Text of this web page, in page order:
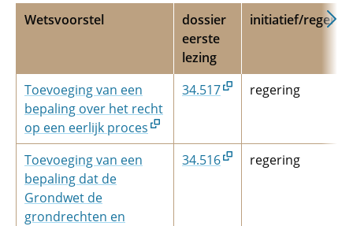
Wetsvoorstel
dossier
eerste
lezing
initiatief/regering
Toevoeging van een
bepaling over het recht
op een eerlijk proces
34.517 regering
Toevoeging van een
bepaling dat de
Grondwet de
grondrechten en
34.516 regering